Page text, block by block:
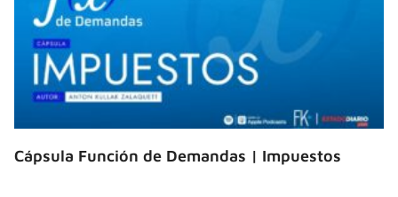
Cápsula Función de Demandas | Impuestos